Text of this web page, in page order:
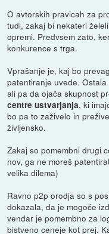
O avtorskih pravicah za
tudi, zakaj bi nekateri
opremi. Predvsem zato,
konkurence s trga.
Vprašanje je, kaj bo
patentiranje uvede.
ali pa da ojača skupnost
centre ustvarjanja, ki
bo pa to zaživelo in
življensko.
Zakaj so pomembni drugi
nov, ga ne moreš
velika dilema)
Ravno p2p orodja so s
dokazala, da je mogoče
vendar je pomembno za
bistveno ceneje kot prej.